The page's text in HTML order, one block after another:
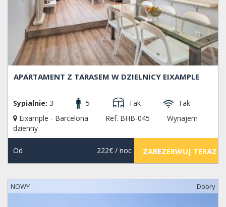
APARTAMENT Z TARASEM W DZIELNICY EIXAMPLE
Sypialnie: 3 5 Tak
Tak
Eixample - Barcelona
Ref. BHB-045
Wynajem
dzienny
Od 222€/ noc ZAREZERWUJ TERAZ
NOWY Dobry